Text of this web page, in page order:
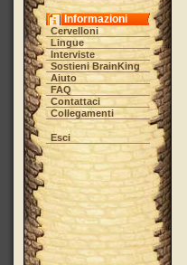
Informazioni
Cervelloni
Lingue
Interviste
Sostieni BrainKing
Aiuto
FAQ
Contattaci
Collegamenti
Esci